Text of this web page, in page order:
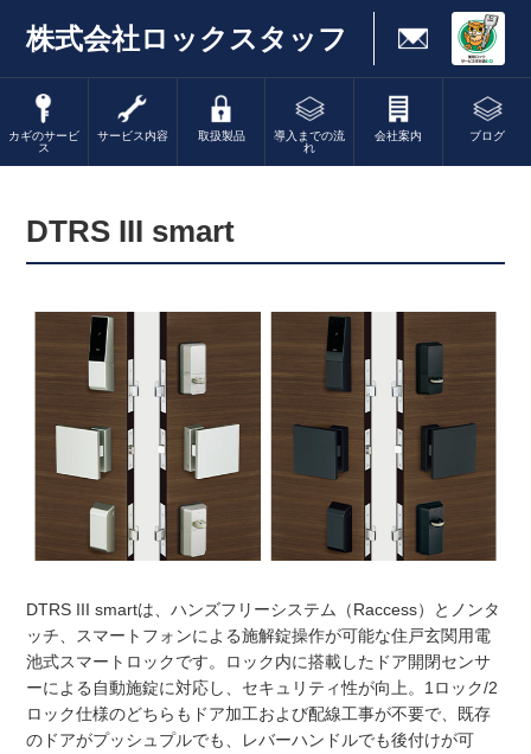
株式会社ロックスタッフ
カギのサービ
ス
サービス内容 取扱製品
導入までの流
れ
会社案内 ブログ
DTRS III smart
DTRS III smartは、ハンズフリーシステム（Raccess）とノンタ
ッチ、スマートフォンによる施解錠操作が可能な住戸玄関用電
池式スマートロックです。ロック内に搭載したドア開閉センサ
ーによる自動施錠に対応し、セキュリティ性が向上。1ロック/2
ロック仕様のどちらもドア加工および配線工事が不要で、既存
のドアがプッシュプルでも、レバーハンドルでも後付けが可